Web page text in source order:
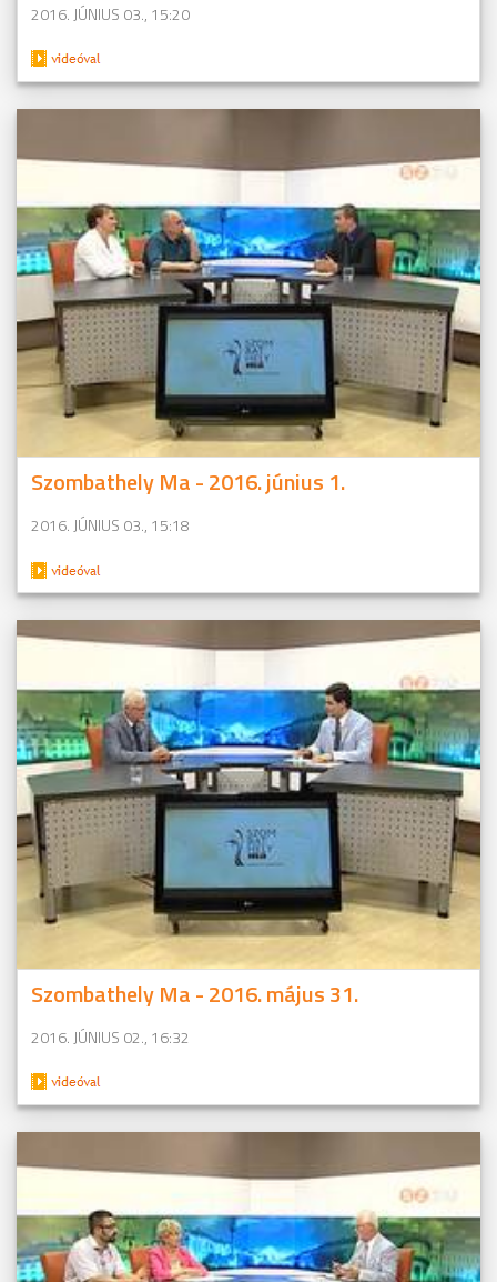
2016. JÚNIUS 03., 15:20
Szombathely Ma - 2016. június 1.
2016. JÚNIUS 03., 15:18
Szombathely Ma - 2016. május 31.
2016. JÚNIUS 02., 16:32